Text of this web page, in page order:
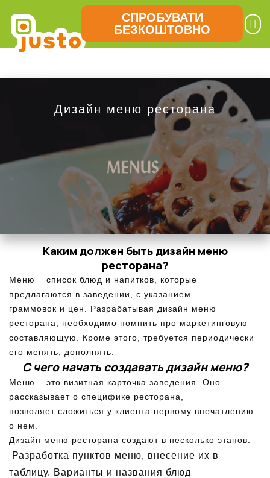
СПРОБУВАТИ
БЕЗКОШТОВНО
Дизайн меню ресторана
Каким должен быть дизайн меню
ресторана?
Меню − список блюд и напитков, которые
предлагаются в заведении, с указанием
граммовок и цен. Разрабатывая дизайн меню
ресторана, необходимо помнить про маркетинговую
составляющую. Кроме этого, требуется периодически
его менять, дополнять.
С чего начать создавать дизайн меню?
Меню – это визитная карточка заведения. Оно
рассказывает о специфике ресторана
позволяет сложиться у клиента первому впечатлению
о нем.
Дизайн меню ресторана создают в несколько этапов:
Разработка пунктов меню, внесение их в
таблицу. Варианты и названия блюд